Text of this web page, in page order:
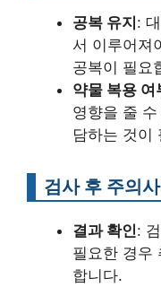
공복 유지:
서 이루어져
공복이 필요
약물 복용 여
영향을 줄
담하는 것이
검사 후 주의
결과 확인:
필요한 경우
합니다.